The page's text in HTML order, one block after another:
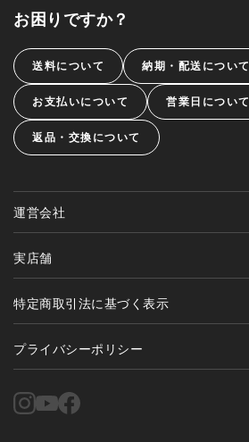
お困りですか？
送料について 納期・配送について
お支払いについて 営業日について
返品・交換について
運営会社
実店舗
特定商取引法に基づく表示
プライバシーポリシー